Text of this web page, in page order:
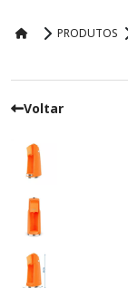
PRODUTOS
Voltar